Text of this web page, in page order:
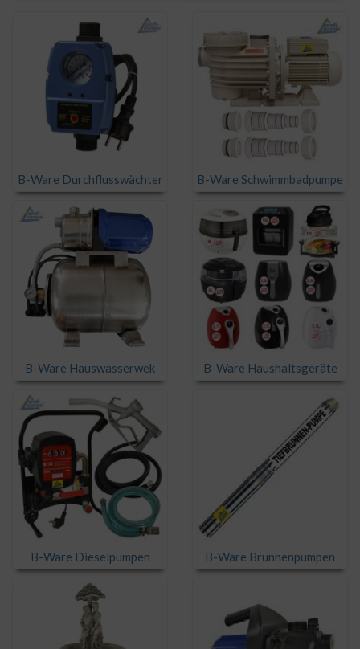
B-Ware Durchflusswächter B-Ware Schwimmbadpumpe
B-Ware Hauswasserwek B-Ware Haushaltsgeräte
B-Ware Dieselpumpen B-Ware Brunnenpumpen